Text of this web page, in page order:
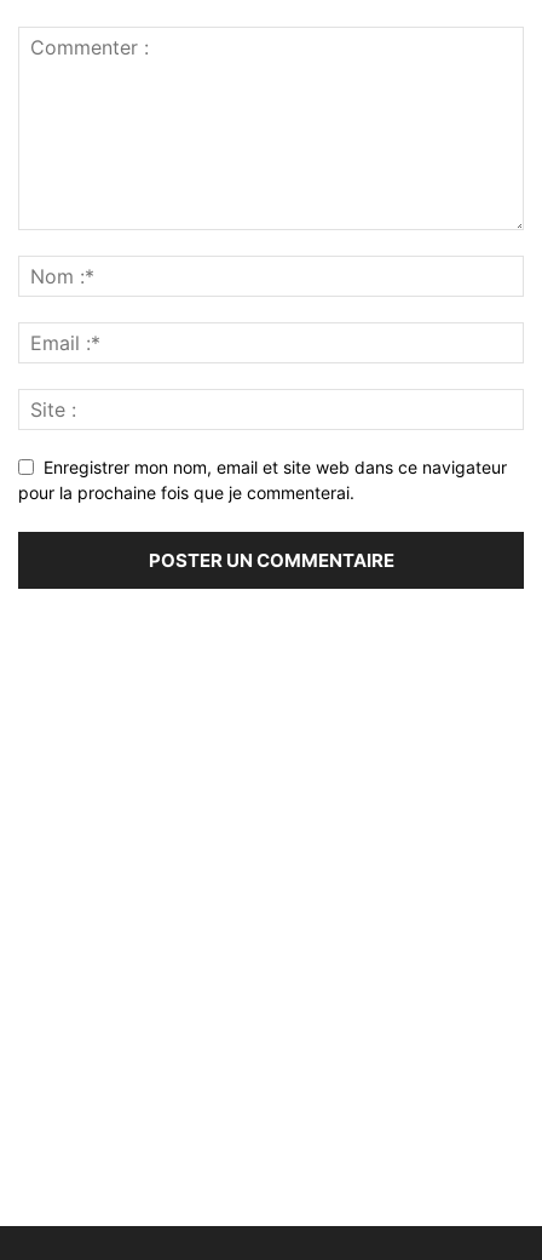
Enregistrer mon nom, email et site web dans ce navigateur
pour la prochaine fois que je commenterai.